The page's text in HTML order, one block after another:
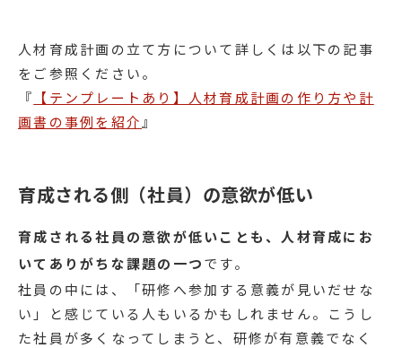
人材育成計画の立て方について詳しくは以下の記事
をご参照ください。
『 【テンプレートあり】人材育成計画の作り方や計
画書の事例を紹介 』
育成される側（社員）の意欲が低い
育成される社員の意欲が低いことも、人材育成にお
いてありがちな課題の一つです。
社員の中には、「研修へ参加する意義が見いだせな
い」と感じている人もいるかもしれません。こうし
た社員が多くなってしまうと、研修が有意義でなく